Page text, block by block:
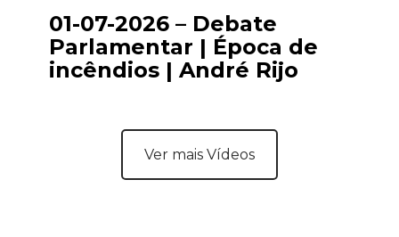
01-07-2026 – Debate
Parlamentar | Época de
incêndios | André Rijo
Ver mais Vídeos